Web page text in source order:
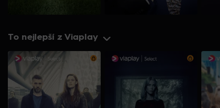
To nejlepší z Viaplay